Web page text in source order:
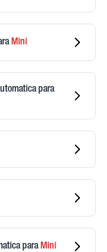
Mini
para
para Mini